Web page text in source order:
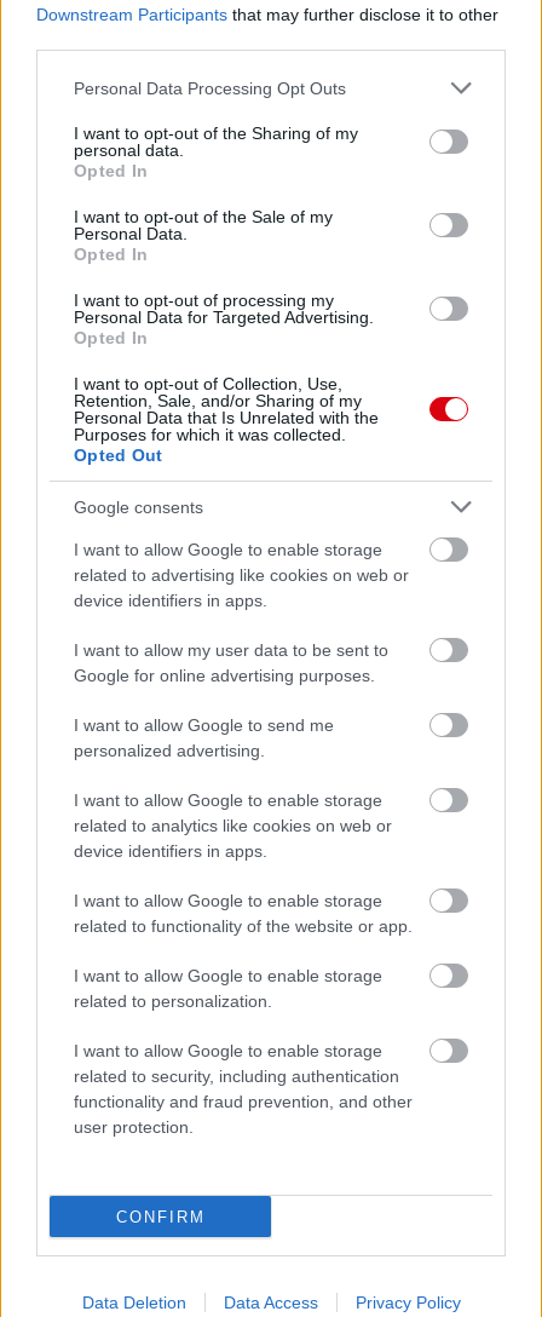
Downstream Participants that may further disclose it to other
Please note that this website/app uses one or more Google
not limited to your visit or usage behaviour. You may click to
grant or deny consent to Google and its third-party tags to
use your data for below specified purposes in below Google
consent section.
Personal Data Processing Opt Outs
I want to opt-out of the Sharing of my
personal data.
Opted In
I want to opt-out of the Sale of my
Personal Data.
Opted In
I want to opt-out of processing my
Personal Data for Targeted Advertising.
Opted In
I want to opt-out of Collection, Use,
Retention, Sale, and/or Sharing of my
Personal Data that Is Unrelated with the
Purposes for which it was collected.
Opted Out
Google consents
I want to allow Google to enable storage
related to advertising like cookies on web or
device identifiers in apps.
I want to allow my user data to be sent to
Google for online advertising purposes.
I want to allow Google to send me
personalized advertising.
I want to allow Google to enable storage
related to analytics like cookies on web or
device identifiers in apps.
I want to allow Google to enable storage
related to functionality of the website or app.
I want to allow Google to enable storage
related to personalization.
I want to allow Google to enable storage
related to security, including authentication
functionality and fraud prevention, and other
user protection.
CONFIRM
Data Deletion Data Access Privacy Policy
Meccs Center
Paris Saint-Germainvs
Manchester United
Felkészülési szezon 4. mérkőzés
Nya Ullevi, Göteborg
1 nap 4 óra 50 perc 40 másodperc
Leeds Unitedvs Manchester United2026-08-12 20:30
ELŐZŐ MÉRKŐZÉSEK
Támogatás
a ManUtdFanatics.hu működését!